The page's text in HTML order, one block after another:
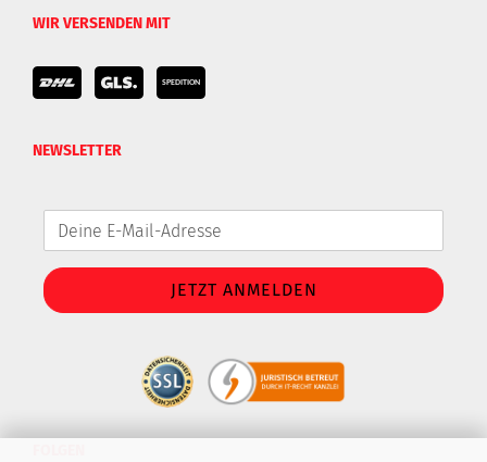
WIR VERSENDEN MIT
NEWSLETTER